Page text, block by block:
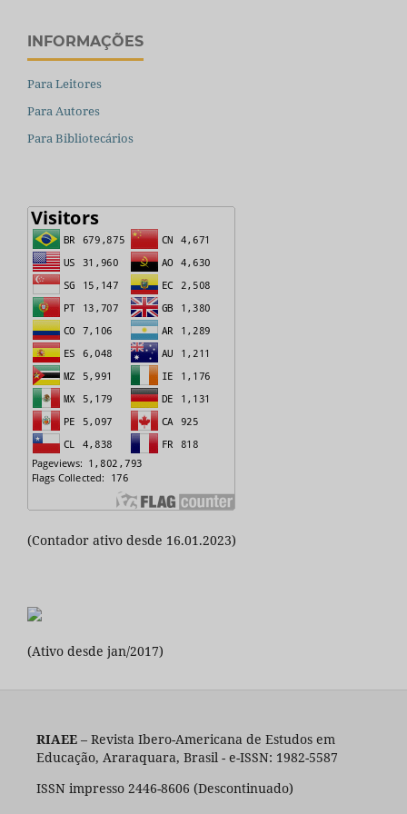
INFORMAÇÕES
Para Leitores
Para Autores
Para Bibliotecários
(Contador ativo desde 16.01.2023)
(Ativo desde jan/2017)
RIAEE– Revista Ibero-Americana de Estudos em
Educação, Araraquara, Brasil - e-ISSN: 1982-5587
ISSN impresso 2446-8606 (Descontinuado)